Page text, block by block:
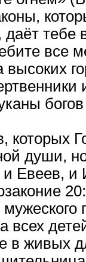
даёт
все
которых
души,
Евеев, и
в живых